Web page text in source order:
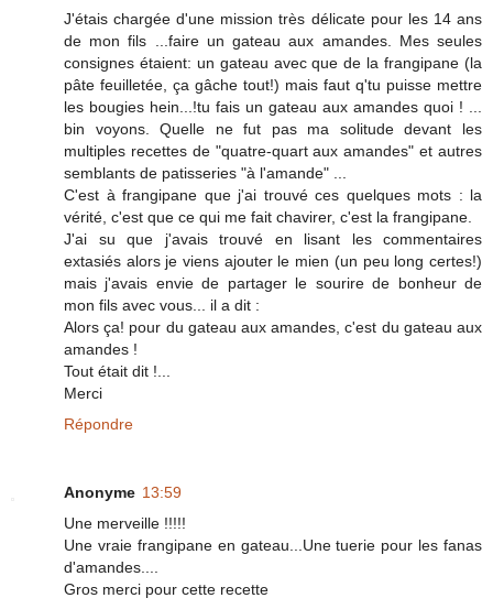
J'étais chargée d'une mission très délicate pour les 14 ans
de mon fils ...faire un gateau aux amandes. Mes seules
consignes étaient: un gateau avec que de la frangipane (la
pâte feuilletée, ça gâche tout!) mais faut q'tu puisse mettre
les bougies hein...!tu fais un gateau aux amandes quoi ! ...
bin voyons. Quelle ne fut pas ma solitude devant les
multiples recettes de "quatre-quart aux amandes" et autres
semblants de patisseries "à l'amande" ...
C'est à frangipane que j'ai trouvé ces quelques mots : la
vérité, c'est que ce qui me fait chavirer, c'est la frangipane.
J'ai su que j'avais trouvé en lisant les commentaires
extasiés alors je viens ajouter le mien (un peu long certes!)
mais j'avais envie de partager le sourire de bonheur de
mon fils avec vous... il a dit :
Alors ça! pour du gateau aux amandes, c'est du gateau aux
amandes !
Tout était dit !...
Merci
Répondre
Anonyme 13:59
Une merveille !!!!!
Une vraie frangipane en gateau...Une tuerie pour les fanas
d'amandes....
Gros merci pour cette recette